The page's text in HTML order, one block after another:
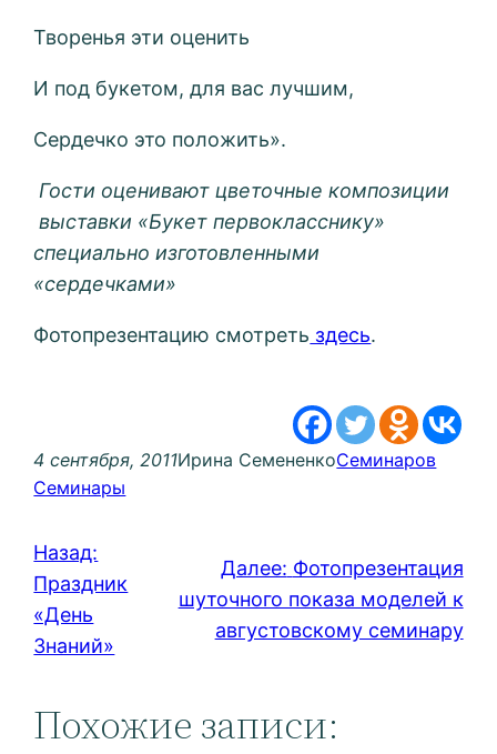
Творенья эти оценить
И под букетом, для вас лучшим,
Сердечко это положить».
Гости оценивают цветочные композиции
выставки «Букет первокласснику»
специально изготовленными
«сердечками»
Фотопрезентацию смотреть здесь.
4 сентября, 2011Ирина СемененкоСеминаров
Семинары
Назад:
Праздник
«День
Знаний»
Далее: Фотопрезентация
шуточного показа моделей к
августовскому семинару
Похожие записи: